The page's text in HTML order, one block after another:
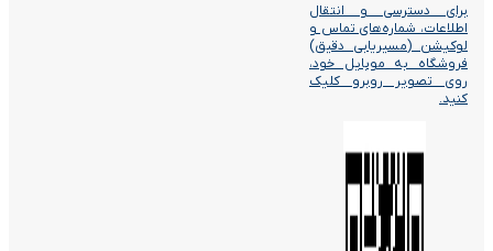
برای دسترسی و انتقال
اطلاعات، شماره‌های تماس و
لوکیشن (مسیریابی دقیق)
فروشگاه به موبایل خود،
روی تصویر روبرو کلیک
کنید.